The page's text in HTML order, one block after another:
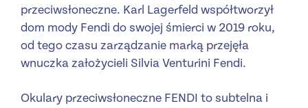
przeciwsłoneczne. Karl Lagerfeld współtworzył
dom mody Fendi do swojej śmierci w 2019 roku,
od tego czasu zarządzanie marką przejęła
wnuczka założycieli Silvia Venturini Fendi.
Okulary przeciwsłoneczne FENDI to subtelna i